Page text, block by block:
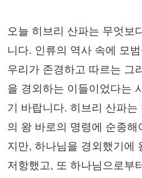
오늘 히브리 산파는 무엇보
니다. 인류의 역사 속에 모
우리가 존경하고 따르는 그
을 경외하는 이들이었다는
기 바랍니다. 히브리 산파
의 왕 바로의 명령에 순종
지만, 하나님을 경외했기에
저항했고, 또 하나님으로부